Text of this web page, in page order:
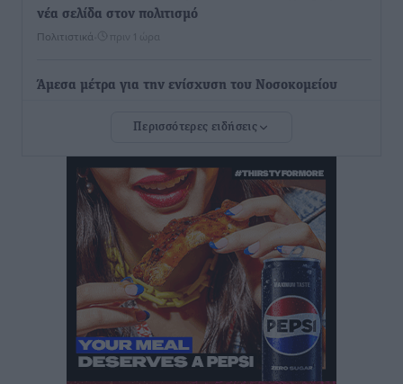
νέα σελίδα στον πολιτισμό
Πολιτιστικά πριν 1 ώρα
Άμεσα μέτρα για την ενίσχυση του Νοσοκομείου
ανακοίνωσε ο Άδωνις Γεωργιάδης
Iατρικός Σύλλογος Ροδου προς Α. Γεωργιάδη:
Στρατηγικές Προτάσεις για την Ενίσχυση της
Δημόσιας Υγείας στη Νησιωτική Ελλάδα και στα
Νοσοκομεία της Γ΄ Ζώνης
Τοπικές Ειδήσεις• πριν 2 ώρες
Πάνθηρες: Ξεκίνησαν αισιόδοξοι για την παρθενική
“πτήση” τους
Αθλητικά• πριν 2 ώρες
Περισσότερες ειδήσεις